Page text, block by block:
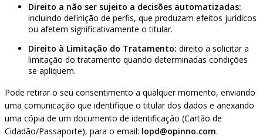
Direito a não ser sujeito a decisões automatizadas:
incluindo definição de perfis, que produzam efeitos jurídicos
ou afetem significativamente o titular.
Direito à Limitação do Tratamento: direito a solicitar a
limitação do tratamento quando determinadas condições
se apliquem.
Pode retirar o seu consentimento a qualquer momento, enviando
uma comunicação que identifique o titular dos dados e anexando
uma cópia de um documento de identificação (Cartão de
Cidadão/Passaporte), para o email: lopd@opinno.com.